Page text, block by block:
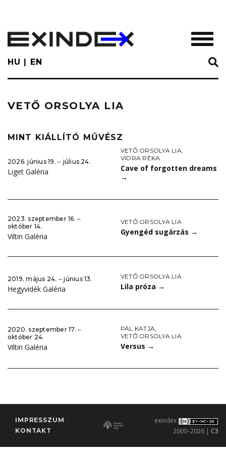
main
content
HU EN
VETŐ ORSOLYA LIA
MINT KIÁLLÍTÓ MŰVÉSZ
2026. június 19. ‒ július 24.
Liget Galéria
VETŐ ORSOLYA LIA,
VIDRA RÉKA
Cave of forgotten dreams
→
2023. szeptember 16. ‒
október 14.
Viltin Galéria
VETŐ ORSOLYA LIA
Gyengéd sugárzás →
2019. május 24. ‒ június 13.
Hegyvidék Galéria
VETŐ ORSOLYA LIA
Lila próza →
2020. szeptember 17. ‒
október 24.
Viltin Galéria
PÁL KATJA,
VETŐ ORSOLYA LIA
Versus →
IMPRESSZUM
KONTAKT
exindex
2000–2026 | C3